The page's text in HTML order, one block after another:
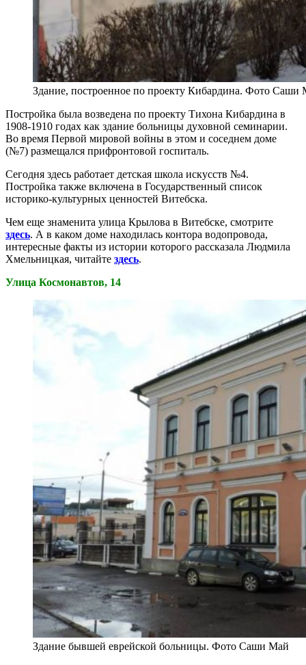
Здание, построенное по проекту Кибардина. Фото Саши
Постройка была возведена по проекту Тихона Кибардина в
1908-1910 годах как здание больницы духовной семинарии.
Во время Первой мировой войны в этом и соседнем доме
(№7) размещался прифронтовой госпиталь.
Сегодня здесь работает детская школа искусств №4.
Постройка также включена в Государственный список
историко-культурных ценностей Витебска.
Чем еще знаменита улица Крылова в Витебске, смотрите
здесь. А в каком доме находилась контора водопровода,
интересные факты из истории которого рассказала Людмила
Хмельницкая, читайте здесь.
Улица Космонавтов, 14
Здание бывшей еврейской больницы. Фото Саши Май